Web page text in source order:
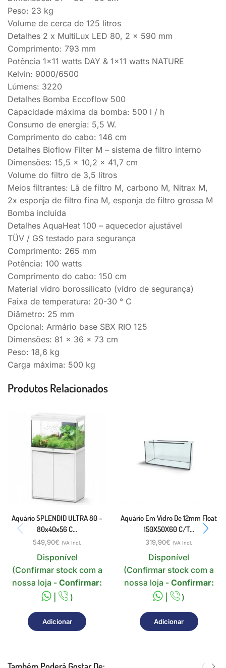
Peso: 23 kg
Volume de cerca de 125 litros
Detalhes 2 x MultiLux LED 80, 2 x 590 mm
Comprimento: 793 mm
Potência 1×11 watts DAY & 1×11 watts NATURE
Kelvin: 9000/6500
Lúmens: 3220
Detalhes Bomba Eccoflow 500
Capacidade máxima da bomba: 500 l / h
Consumo de energia: 5,5 W.
Comprimento do cabo: 146 cm
Detalhes Bioflow Filter M – sistema de filtro interno
Dimensões: 15,5 x 10,2 x 41,7 cm
Volume do filtro de 3,5 litros
Meios filtrantes: Lã de filtro M, carbono M, Nitrax M,
2x esponja de filtro fina M, esponja de filtro grossa M
Bomba incluída
Detalhes AquaHeat 100 – aquecedor ajustável
TÜV / GS testado para segurança
Comprimento: 265 mm
Potência: 100 watts
Comprimento do cabo: 150 cm
Material vidro borossilicato (vidro de segurança)
Faixa de temperatura: 20-30 ° C
Diâmetro: 25 mm
Opcional: Armário base SBX RIO 125
Dimensões: 81 x 36 x 73 cm
Peso: 18,6 kg
Carga máxima: 500 kg
Produtos Relacionados
Aquário SPLENDID ULTRA 80 –
80x40x56 C...
549,90€ IVA Incl.
Disponível
(Confirmar stock com a
nossa loja -Confirmar:
|
)
Adicionar
Aquário Em Vidro De 12mm Float
150X50X60 C/t...
319,90€ IVA Incl.
Disponível
(Confirmar stock com a
nossa loja - Confirmar:
|
)
Adicionar